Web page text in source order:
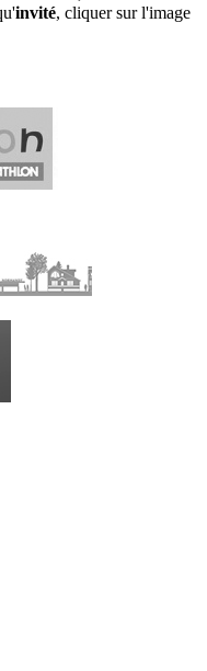
invité, cliquer sur l'image